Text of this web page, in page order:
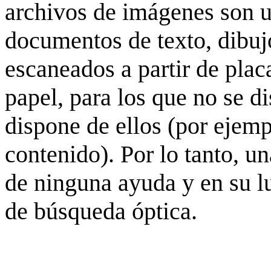
archivos de imágenes son
documentos de texto,
escaneados a partir de
papel, para los que no se
dispone de ellos (por
contenido). Por lo tanto,
de ninguna ayuda y en su
de búsqueda óptica.